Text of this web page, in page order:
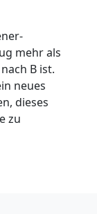
mehr als
B ist.
neues
dieses
zu